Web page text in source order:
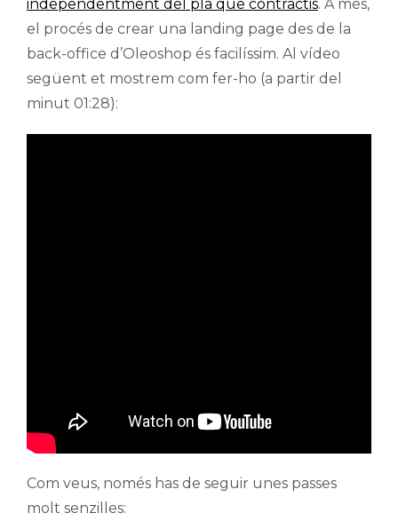
independentment del pla que contractis. A més,
el procés de crear una landing page des de la
back-office d’Oleoshop és facilíssim. Al vídeo
següent et mostrem com fer-ho (a partir del
minut 01:28):
Com veus, només has de seguir unes passes
molt senzilles: